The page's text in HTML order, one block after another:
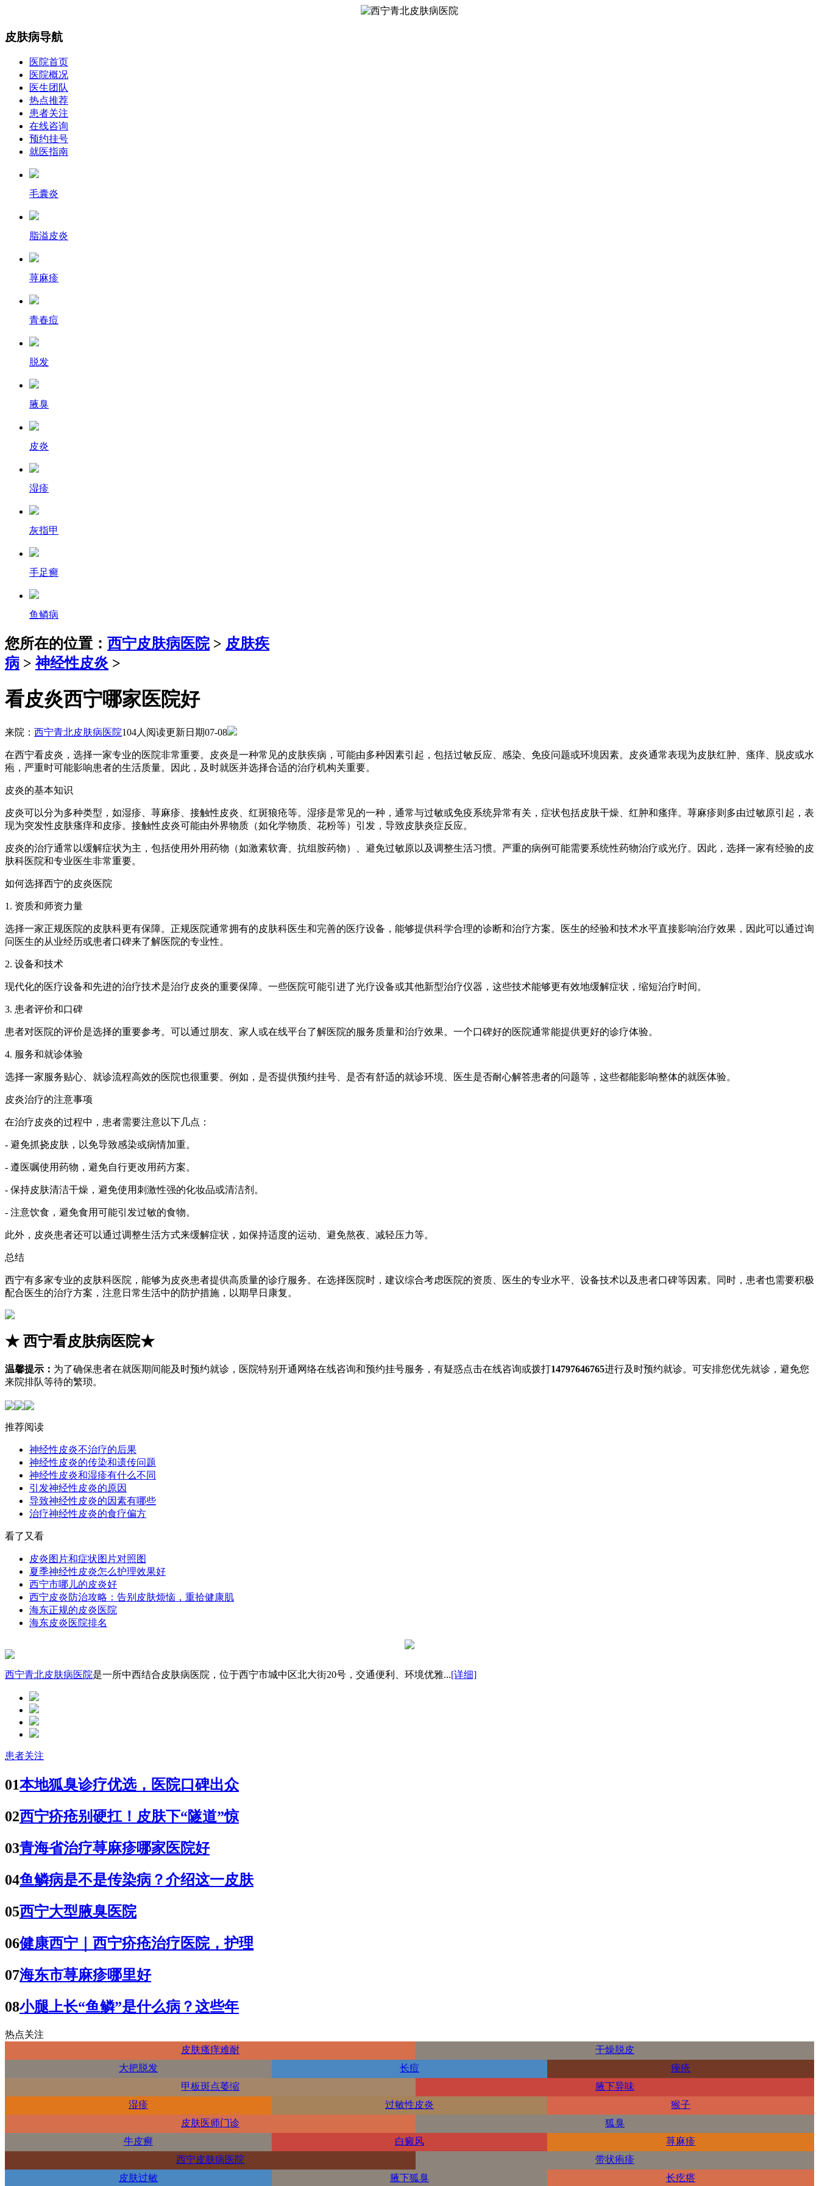
皮肤病导航
医院首页
医院概况
医生团队
热点推荐
患者关注
在线咨询
预约挂号
就医指南
毛囊炎
脂溢皮炎
荨麻疹
青春痘
脱发
腋臭
皮炎
湿疹
灰指甲
手足癣
鱼鳞病
您所在的位置： 西宁皮肤病医院> 皮肤疾
病 >神经性皮炎 >
看皮炎西宁哪家医院好
来院： 西宁青北皮肤病医院104人阅读更新日期07-08
在西宁看皮炎，选择一家专业的医院非常重要。皮炎是一种常见的皮肤疾病，可能由多种因素引起，包括过敏反应、感染、免疫问题或环境因素。皮炎通常表现为皮肤红肿、瘙痒、脱皮或水
疱，严重时可能影响患者的生活质量。因此，及时就医并选择合适的治疗机构关重要。
皮炎的基本知识
皮炎可以分为多种类型，如湿疹、荨麻疹、接触性皮炎、红斑狼疮等。湿疹是常见的一种，通常与过敏或免疫系统异常有关，症状包括皮肤干燥、红肿和瘙痒。荨麻疹则多由过敏原引起，表
现为突发性皮肤瘙痒和皮疹。接触性皮炎可能由外界物质（如化学物质、花粉等）引发，导致皮肤炎症反应。
皮炎的治疗通常以缓解症状为主，包括使用外用药物（如激素软膏、抗组胺药物）、避免过敏原以及调整生活习惯。严重的病例可能需要系统性药物治疗或光疗。因此，选择一家有经验的皮
肤科医院和专业医生非常重要。
如何选择西宁的皮炎医院
1. 资质和师资力量
选择一家正规医院的皮肤科更有保障。正规医院通常拥有的皮肤科医生和完善的医疗设备，能够提供科学合理的诊断和治疗方案。医生的经验和技术水平直接影响治疗效果，因此可以通过询
问医生的从业经历或患者口碑来了解医院的专业性。
2. 设备和技术
现代化的医疗设备和先进的治疗技术是治疗皮炎的重要保障。一些医院可能引进了光疗设备或其他新型治疗仪器，这些技术能够更有效地缓解症状，缩短治疗时间。
3. 患者评价和口碑
患者对医院的评价是选择的重要参考。可以通过朋友、家人或在线平台了解医院的服务质量和治疗效果。一个口碑好的医院通常能提供更好的诊疗体验。
4. 服务和就诊体验
选择一家服务贴心、就诊流程高效的医院也很重要。例如，是否提供预约挂号、是否有舒适的就诊环境、医生是否耐心解答患者的问题等，这些都能影响整体的就医体验。
皮炎治疗的注意事项
在治疗皮炎的过程中，患者需要注意以下几点：
- 避免抓挠皮肤，以免导致感染或病情加重。
- 遵医嘱使用药物，避免自行更改用药方案。
- 保持皮肤清洁干燥，避免使用刺激性强的化妆品或清洁剂。
- 注意饮食，避免食用可能引发过敏的食物。
此外，皮炎患者还可以通过调整生活方式来缓解症状，如保持适度的运动、避免熬夜、减轻压力等。
总结
西宁有多家专业的皮肤科医院，能够为皮炎患者提供高质量的诊疗服务。在选择医院时，建议综合考虑医院的资质、医生的专业水平、设备技术以及患者口碑等因素。同时，患者也需要积极
配合医生的治疗方案，注意日常生活中的防护措施，以期早日康复。
★西宁看皮肤病医院★
温馨提示： 为了确保患者在就医期间能及时预约就诊，医院特别开通网络在线咨询和预约挂号服务，有疑惑点击在线咨询或拨打14797646765进行及时预约就诊。可安排您优先就诊，避免您
来院排队等待的繁琐。
推荐阅读
神经性皮炎不治疗的后果
神经性皮炎的传染和遗传问题
神经性皮炎和湿疹有什么不同
引发神经性皮炎的原因
导致神经性皮炎的因素有哪些
治疗神经性皮炎的食疗偏方
看了又看
皮炎图片和症状图片对照图
夏季神经性皮炎怎么护理效果好
西宁市哪儿的皮炎好
西宁皮炎防治攻略：告别皮肤烦恼，重拾健康肌
海东正规的皮炎医院
海东皮炎医院排名
西宁青北皮肤病医院是一所中西结合皮肤病医院，位于西宁市城中区北大街20号，交通便利、环境优雅...[详细]
患者关注
01本地狐臭诊疗优选，医院口碑出众
02西宁疥疮别硬扛！皮肤下“隧道”惊
03青海省治疗荨麻疹哪家医院好
04鱼鳞病是不是传染病？介绍这一皮肤
05西宁大型腋臭医院
06健康西宁｜西宁疥疮治疗医院，护理
07海东市荨麻疹哪里好
08小腿上长“鱼鳞”是什么病？这些年
热点关注
皮肤瘙痒难耐
干燥脱皮
大把脱发
长痘
痤疮
甲板斑点萎缩
腋下异味
湿疹
过敏性皮炎
猴子
皮肤医师门诊
狐臭
牛皮癣
白癜风
荨麻疹
西宁皮肤病医院
带状疱疹
皮肤过敏
腋下狐臭 长疙瘩